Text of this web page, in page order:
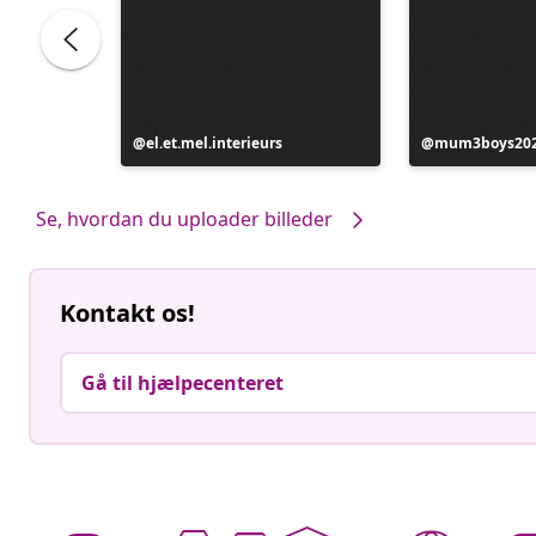
Opslag
offentliggjort
el.et.mel.interieurs
Opslag
offentliggjort
Se, hvordan du uploader billeder
Kontakt os!
Gå til hjælpecenteret